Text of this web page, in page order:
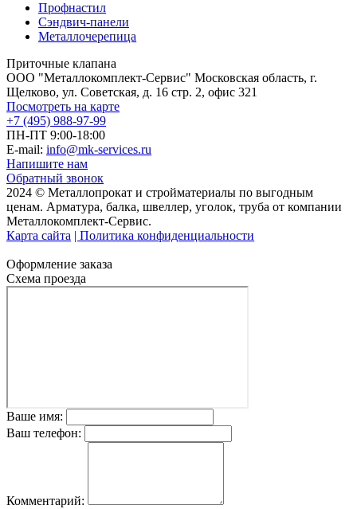
Профнастил
Сэндвич-панели
Металлочерепица
Приточные клапана
ООО "Металлокомплект-Сервис" Московская область, г.
Щелково, ул. Советская, д. 16 стр. 2, офис 321
Посмотреть на карте
+7 (495) 988-97-99
ПН-ПТ 9:00-18:00
E-mail: info@mk-services.ru
Напишите нам
Обратный звонок
2024 © Металлопрокат и стройматериалы по выгодным
ценам. Арматура, балка, швеллер, уголок, труба от компании
Металлокомплект-Сервис.
Карта сайта | Политика конфиденциальности
Оформление заказа
Схема проезда
Ваше имя:
Ваш телефон:
Комментарий: